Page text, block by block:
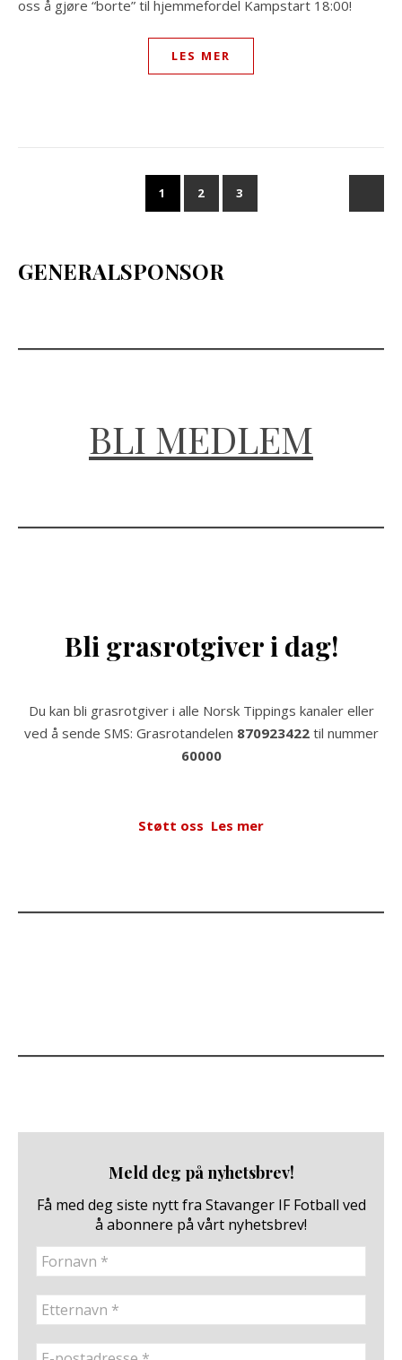
oss å gjøre “borte” til hjemmefordel Kampstart 18:00!
LES MER
1 2 3
GENERALSPONSOR
BLI MEDLEM
Bli grasrotgiver i dag!
Du kan bli grasrotgiver i alle Norsk Tippings kanaler eller
ved å sende SMS: Grasrotandelen 870923422til nummer
60000
Støtt oss Les mer
Meld deg på nyhetsbrev!
Få med deg siste nytt fra Stavanger IF Fotball ved
å abonnere på vårt nyhetsbrev!